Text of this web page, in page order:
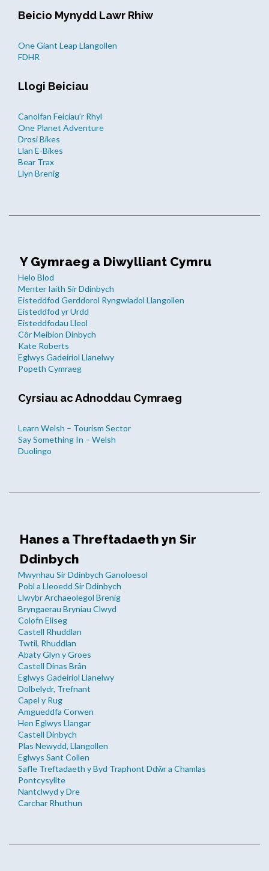
Beicio Mynydd Lawr Rhiw
One Giant Leap Llangollen
FDHR
Llogi Beiciau
Canolfan Feiciau’r Rhyl
One Planet Adventure
Drosi Bikes
Llan E-Bikes
Bear Trax
Llyn Brenig
Y Gymraeg a Diwylliant Cymru
Helo Blod
Menter Iaith Sir Ddinbych
Eisteddfod Gerddorol Ryngwladol Llangollen
Eisteddfod yr Urdd
Eisteddfodau Lleol
Côr Meibion Dinbych
Kate Roberts
Eglwys Gadeiriol Llanelwy
Popeth Cymraeg
Cyrsiau ac Adnoddau Cymraeg
Learn Welsh – Tourism Sector
Say Something In – Welsh
Duolingo
Hanes a Threftadaeth yn Sir
Ddinbych
Mwynhau Sir Ddinbych Ganoloesol
Pobl a Lleoedd Sir Ddinbych
Llwybr Archaeolegol Brenig
Bryngaerau Bryniau Clwyd
Colofn Eliseg
Castell Rhuddlan
Twtil, Rhuddlan
Abaty Glyn y Groes
Castell Dinas Brân
Eglwys Gadeiriol Llanelwy
Dolbelydr, Trefnant
Capel y Rug
Amgueddfa Corwen
Hen Eglwys Llangar
Castell Dinbych
Plas Newydd, Llangollen
Eglwys Sant Collen
Safle Treftadaeth y Byd Traphont Ddŵr a Chamlas
Pontcysyllte
Nantclwyd y Dre
Carchar Rhuthun